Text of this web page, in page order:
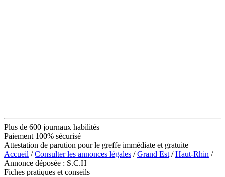
Plus de 600 journaux habilités
Paiement 100% sécurisé
Attestation de parution pour le greffe immédiate et gratuite
Accueil /Consulter les annonces légales /Grand Est /Haut-Rhin /
Annonce déposée : S.C.H
Fiches pratiques et conseils